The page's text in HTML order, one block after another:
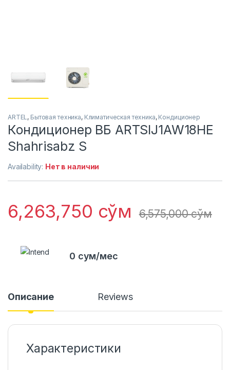
ARTEL, Бытовая техника, Климатическая техника, Кондиционер
Кондиционер ВБ ARTSIJ1AW18HE
Shahrisabz S
Availability: Нет в наличии
6,263,750 сўм 6,575,000сўм
0 сум/мес
Описание Reviews
Характеристики